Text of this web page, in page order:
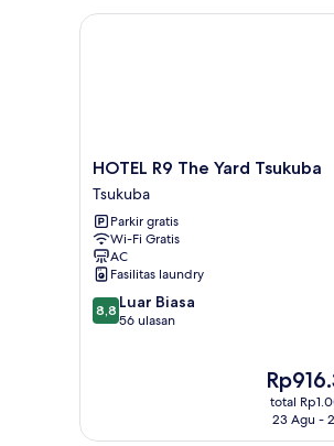
HOTEL
R9
The
Yard
Tsukuba
Tsukuba
HOTEL R9 The Yard Tsukuba
Tsukuba
Parkir gratis
Wi-Fi Gratis
AC
Fasilitas laundry
8.8
dari
8,8 Luar Biasa
56 ulasan
Harga
sekarang
total
23 Agu -
HOTEL R9 The Yard Tsukuba